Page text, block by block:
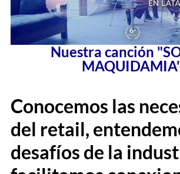
Nuestra canción
Conocemos las
del retail,
desafíos de la